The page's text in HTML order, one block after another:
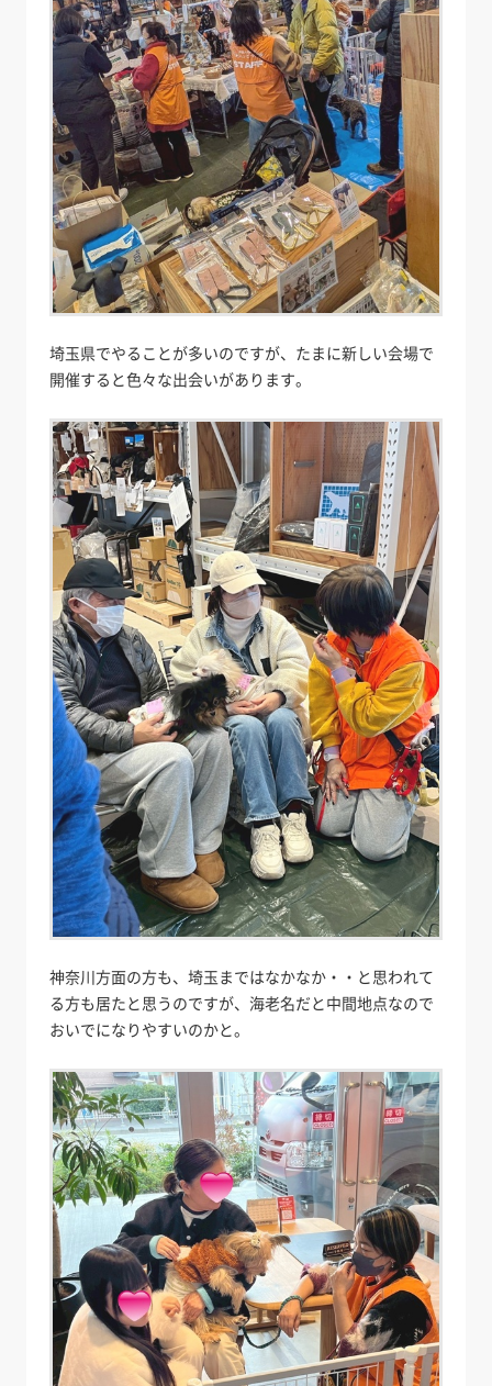
埼玉県でやることが多いのですが、たまに新しい会場で
開催すると色々な出会いがあります。
神奈川方面の方も、埼玉まではなかなか・・と思われて
る方も居たと思うのですが、海老名だと中間地点なので
おいでになりやすいのかと。